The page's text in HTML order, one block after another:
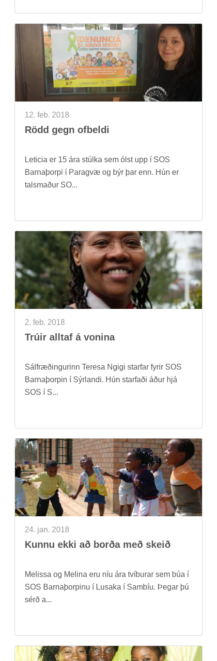
12. feb. 2018
Rödd gegn of­beldi
Leticia er 15 ára stúlka sem ólst upp í SOS
Barna­þorpi í Parag­væ og býr þar enn. Hún er
tals­mað­ur SO...
2. feb. 2018
Trú­ir alltaf á von­ina
Sál­fræð­ing­ur­inn Teresa Ngigi starfar fyr­ir SOS
Barna­þorp­in í Sýr­landi. Hún starf­aði áður hjá
SOS í S...
24. jan. 2018
Kunnu ekki að borða með skeið
Mel­issa og Mel­ina eru níu ára tví­bur­ar sem búa í
SOS Barna­þorp­inu í Lusaka í Sam­b­íu. Þeg­ar þú
sérð a...